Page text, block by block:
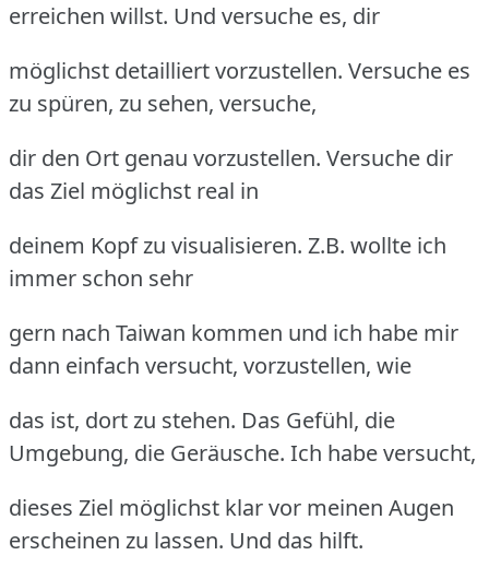
erreichen willst. Und versuche es, dir
möglichst detailliert vorzustellen. Versuche es
zu spüren, zu sehen, versuche,
dir den Ort genau vorzustellen. Versuche dir
das Ziel möglichst real in
deinem Kopf zu visualisieren. Z.B. wollte ich
immer schon sehr
gern nach Taiwan kommen und ich habe mir
dann einfach versucht, vorzustellen, wie
das ist, dort zu stehen. Das Gefühl, die
Umgebung, die Geräusche. Ich habe versucht,
dieses Ziel möglichst klar vor meinen Augen
erscheinen zu lassen. Und das hilft.